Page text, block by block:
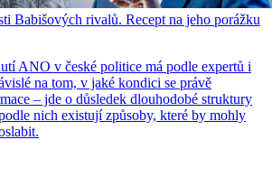
Babišových rivalů. Recept na jeho porážku
ANO v české politice má podle expertů i
na tom, v jaké kondici se právě
– jde o důsledek dlouhodobé struktury
nich existují způsoby, které by mohly